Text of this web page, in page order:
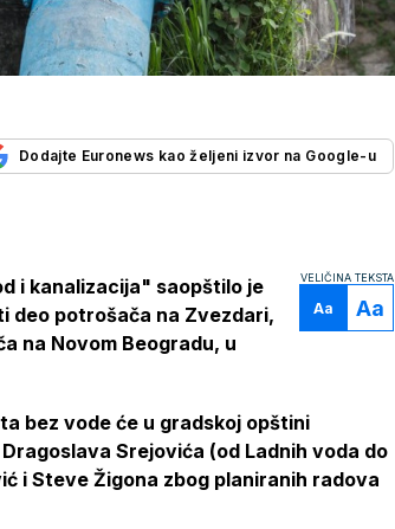
Dodajte Euronews kao željeni izvor na Google-u
VELIČINA TEKSTA
Aa Aa
i kanalizacija" saopštilo je
deo potrošača na Zvezdari,
na Novom Beogradu, u
bez vode će u gradskoj opštini
Srejovića (od Ladnih voda do
i Steve Žigona zbog planiranih radova